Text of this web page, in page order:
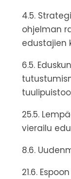
4.5.
ohjelman
edustajien
6.5.
25.5.
vierailu
8.6.
21.6.